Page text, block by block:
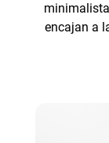
encajan a